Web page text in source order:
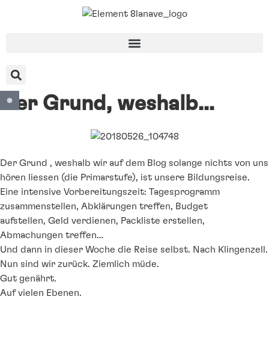
Der Grund, weshalb…
Der Grund , weshalb wir auf dem Blog solange nichts von uns
hören liessen (die Primarstufe), ist unsere Bildungsreise.
Eine intensive Vorbereitungszeit: Tagesprogramm
zusammenstellen, Abklärungen treffen, Budget
aufstellen, Geld verdienen, Packliste erstellen,
Abmachungen treffen…
Und dann in dieser Woche die Reise selbst. Nach Klingenzell.
Nun sind wir zurück. Ziemlich müde.
Gut genährt.
Auf vielen Ebenen.